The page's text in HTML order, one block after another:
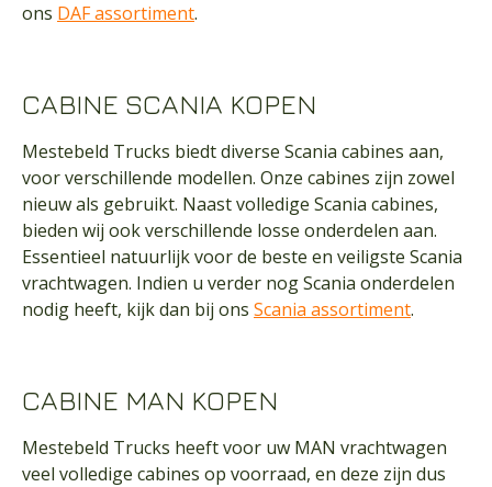
ons DAF assortiment.
CABINE SCANIA KOPEN
Mestebeld Trucks biedt diverse Scania cabines aan,
voor verschillende modellen. Onze cabines zijn zowel
nieuw als gebruikt. Naast volledige Scania cabines,
bieden wij ook verschillende losse onderdelen aan.
Essentieel natuurlijk voor de beste en veiligste Scania
vrachtwagen. Indien u verder nog Scania onderdelen
nodig heeft, kijk dan bij ons Scania assortiment.
CABINE MAN KOPEN
Mestebeld Trucks heeft voor uw MAN vrachtwagen
veel volledige cabines op voorraad, en deze zijn dus